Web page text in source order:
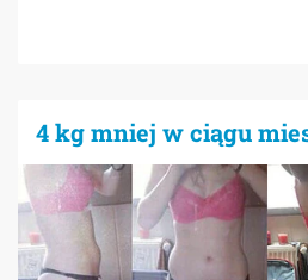
4 kg mniej w ciągu